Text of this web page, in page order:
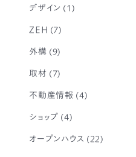
デザイン (1)
ZEH (7)
外構 (9)
取材 (7)
不動産情報 (4)
ショップ (4)
オープンハウス (22)